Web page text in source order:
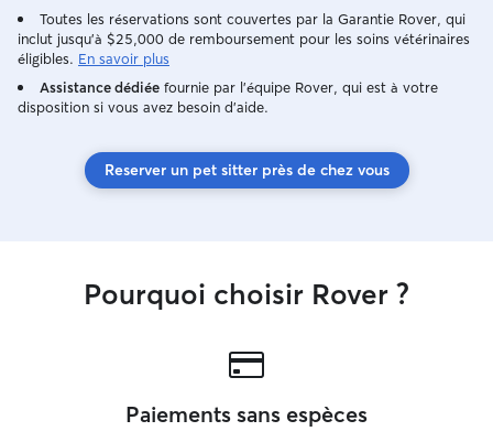
Toutes les réservations sont couvertes par la Garantie Rover, qui
inclut jusqu'à $25,000 de remboursement pour les soins vétérinaires
éligibles. En savoir plus
Assistance dédiée fournie par l'équipe Rover, qui est à votre
disposition si vous avez besoin d'aide.
Reserver un pet sitter près de chez vous
Pourquoi choisir Rover ?
Paiements sans espèces